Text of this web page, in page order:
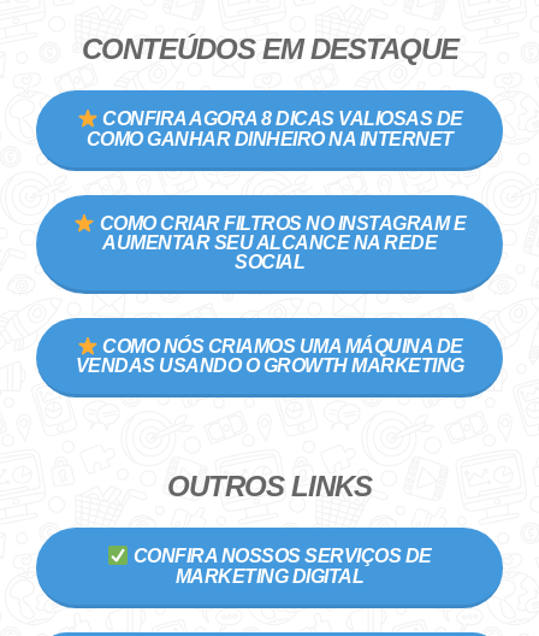
CONTEÚDOS EM DESTAQUE
CONFIRA AGORA 8 DICAS VALIOSAS DE
COMO GANHAR DINHEIRO NA INTERNET
COMO CRIAR FILTROS NO INSTAGRAM E
AUMENTAR SEU ALCANCE NA REDE
SOCIAL
COMO NÓS CRIAMOS UMA MÁQUINA DE
VENDAS USANDO O GROWTH MARKETING
OUTROS LINKS
CONFIRA NOSSOS SERVIÇOS DE
MARKETING DIGITAL